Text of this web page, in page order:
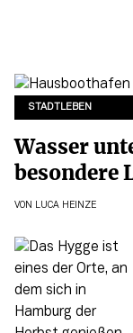
STADTLEBEN
Wasser
besondere
VON LUCA HEINZE